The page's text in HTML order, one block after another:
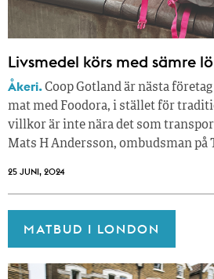
Livsmedel körs med sämre
Åkeri.Coop Gotland är nästa
mat med Foodora, i stället för
villkor är inte nära det som
Mats H Andersson, ombudsman på
25 JUNI, 2024
MATBUD I LONDON